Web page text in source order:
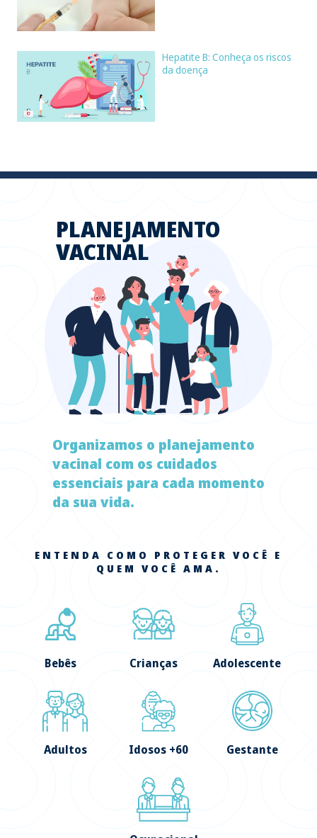
Hepatite B: Conheça os riscos
da doença
PLANEJAMENTO
VACINAL
Organizamos o planejamento
vacinal com os cuidados
essenciais para cada momento
da sua vida.
ENTENDA COMO PROTEGER VOCÊ E
QUEM VOCÊ AMA.
Bebês Crianças Adolescente
Adultos Idosos +60 Gestante